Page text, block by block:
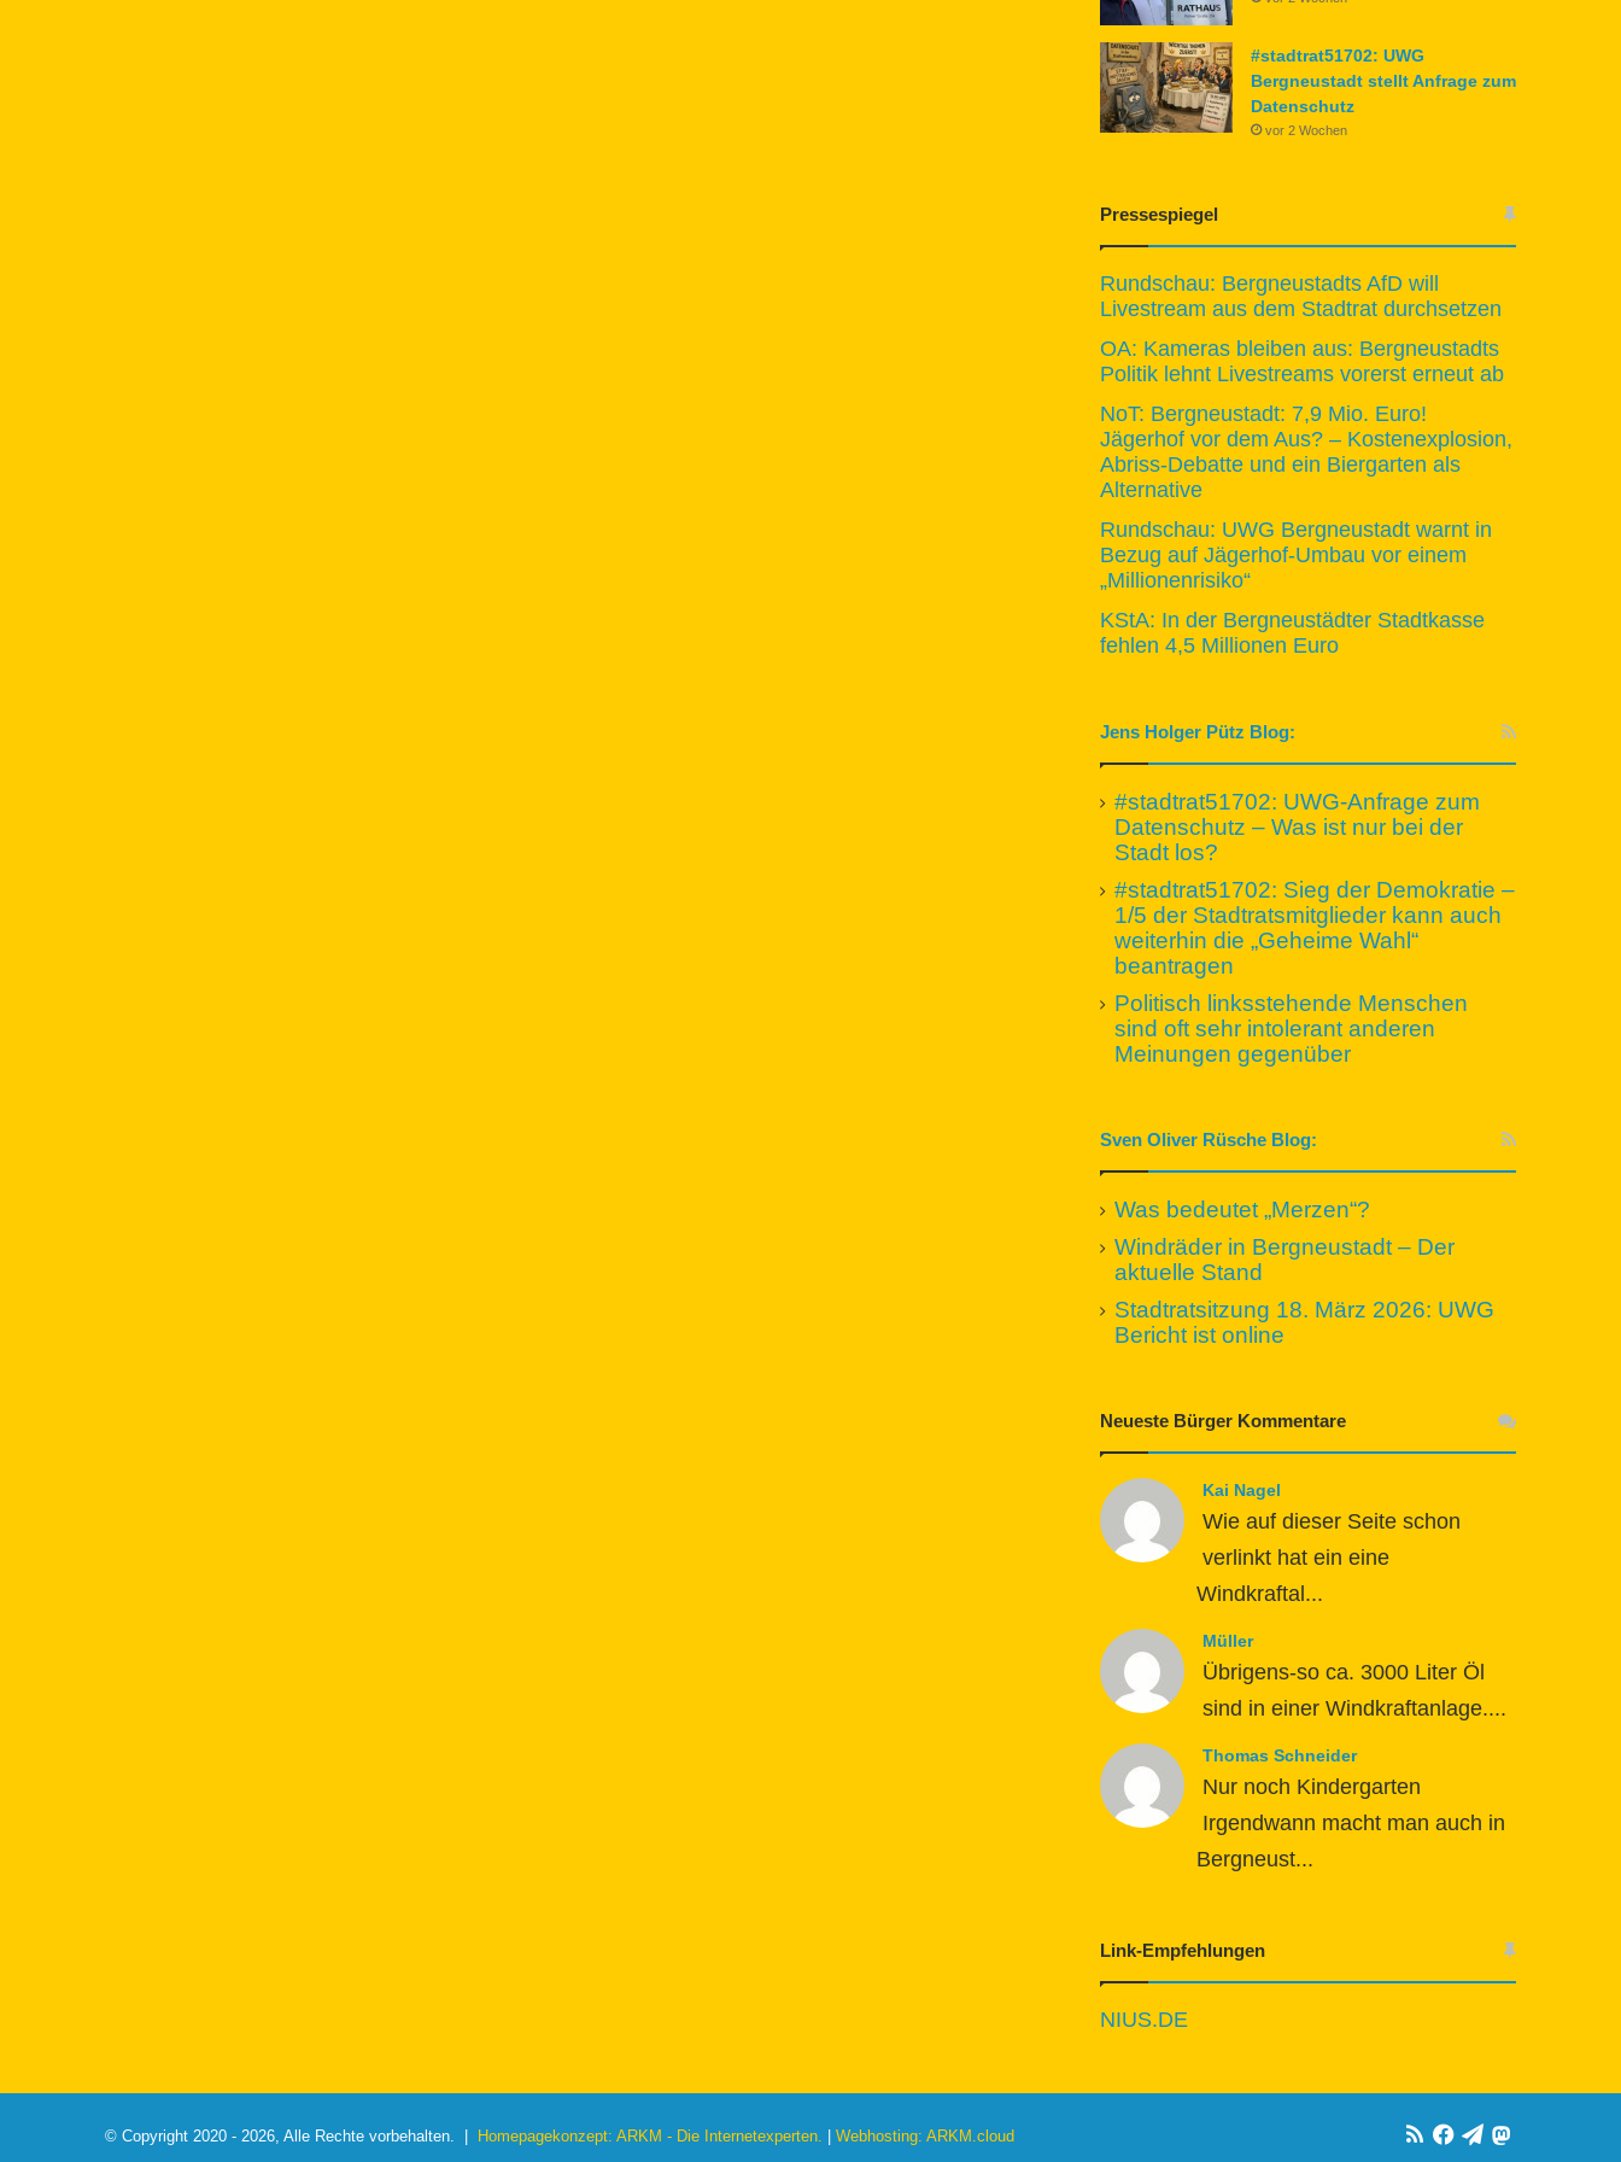
#stadtrat51702: UWG
Bergneustadt stellt Anfrage zum
Datenschutz
vor 2 Wochen
Pressespiegel
Rundschau: Bergneustadts AfD will
Livestream aus dem Stadtrat durchsetzen
OA: Kameras bleiben aus: Bergneustadts
Politik lehnt Livestreams vorerst erneut ab
NoT: Bergneustadt: 7,9 Mio. Euro!
Jägerhof vor dem Aus? – Kostenexplosion,
Abriss-Debatte und ein Biergarten als
Alternative
Rundschau: UWG Bergneustadt warnt in
Bezug auf Jägerhof-Umbau vor einem
„Millionenrisiko“
KStA: In der Bergneustädter Stadtkasse
fehlen 4,5 Millionen Euro
Jens Holger Pütz Blog:
#stadtrat51702: UWG-Anfrage zum
Datenschutz – Was ist nur bei der
Stadt los?
#stadtrat51702: Sieg der Demokratie –
1/5 der Stadtratsmitglieder kann auch
weiterhin die „Geheime Wahl“
beantragen
Politisch linksstehende Menschen
sind oft sehr intolerant anderen
Meinungen gegenüber
Sven Oliver Rüsche Blog:
Was bedeutet „Merzen“?
Windräder in Bergneustadt – Der
aktuelle Stand
Stadtratsitzung 18. März 2026: UWG
Bericht ist online
Neueste Bürger Kommentare
Kai Nagel
Wie auf dieser Seite schon
verlinkt hat ein eine
Windkraftal...
Müller
Übrigens-so ca. 3000 Liter Öl
sind in einer Windkraftanlage....
Thomas Schneider
Nur noch Kindergarten
Irgendwann macht man auch in
Bergneust...
Link-Empfehlungen
NIUS.DE
© Copyright 2020 - 2026, Alle Rechte vorbehalten. | Homepagekonzept: ARKM - Die Internetexperten. Webhosting: ARKM.cloud RSSFacebook
Telegram